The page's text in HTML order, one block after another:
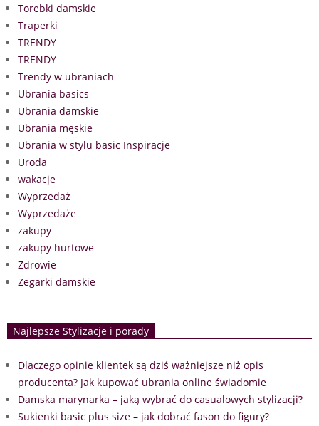
Torebki damskie
Traperki
TRENDY
TRENDY
Trendy w ubraniach
Ubrania basics
Ubrania damskie
Ubrania męskie
Ubrania w stylu basic Inspiracje
Uroda
wakacje
Wyprzedaż
Wyprzedaże
zakupy
zakupy hurtowe
Zdrowie
Zegarki damskie
Najlepsze Stylizacje i porady
Dlaczego opinie klientek są dziś ważniejsze niż opis
producenta? Jak kupować ubrania online świadomie
Damska marynarka – jaką wybrać do casualowych stylizacji?
Sukienki basic plus size – jak dobrać fason do figury?